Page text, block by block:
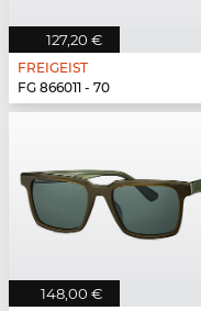
127,20 €
FREIGEIST
FG 866011 - 70
148,00 €